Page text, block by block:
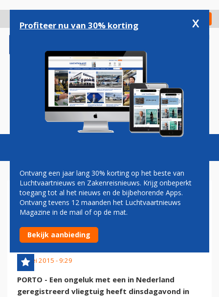
gaan
Check in
Magazine Podcasts Vacatures
ONGELUK MET NEDERLANDS
VLIEGTUIG EIST TWEE
LEVENS
27 mei 2015 - 9:29
PORTO - Een ongeluk met een in Nederland
geregistreerd vliegtuig heeft dinsdagavond in
Profiteer nu van 30% korting x
Ontvang een jaar lang 30% korting op het beste van
Luchtvaartnieuws en Zakenreisnieuws. Krijg onbeperkt
toegang tot al het nieuws en de bijbehorende Apps.
Ontvang tevens 12 maanden het Luchtvaartnieuws
Magazine in de mail of op de mat.
Bekijk aanbieding